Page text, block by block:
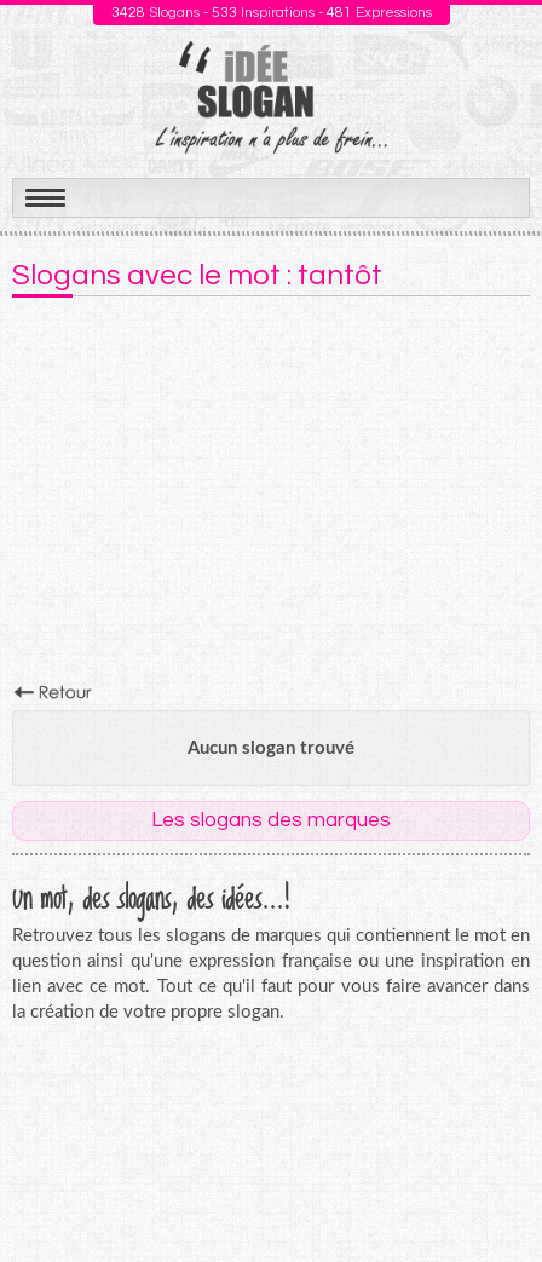
3428 Slogans - 533 Inspirations - 481 Expressions
Aller
au
contenu
Slogans avec le mot : tantôt
Aucun slogan trouvé
Les slogans des marques
Un mot, des slogans, des idées...!
Retrouvez tous les slogans de marques qui contiennent le mot en
question ainsi qu'une expression française ou une inspiration en
lien avec ce mot. Tout ce qu'il faut pour vous faire avancer dans
la création de votre propre slogan.